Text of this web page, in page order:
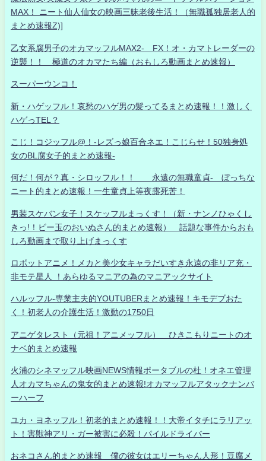
MAX！ ニート仙人仙女の映画三昧老後生活！（無職孤独居老人的
まとめ速報Z)]
乙女系腐男子のオカマッフルMAX2- FX！オ・カマトレーダーの
逆襲！！ 極道のオカマたち編（おもしろ動画まとめ速報）
スーパーウンコ！
新・ハゲッフル！哀愁のハゲ男の髪ってるまとめ速報！！激しく
ハゲっTEL？
こじ！コジッフル@！-レズっ娘百合ネエ！こじらせ！50独身処
女のBL腐女子的まとめ速報-
何だ！何が？真・シロッフル！！ 永遠の無職童貞- ぼっちな
ニート的まとめ速報！一生童貞上等夜露死苦！
男装スケバン女子！スケッフルまっくす！（新・ナンノひゃくし
きっ!！ビー玉のおいぬさん的まとめ速報） 話題な事件からおも
しろ動画まで取り上げまっくす
ロボットアニメ！メカと美少女キャラだいすき永遠の非リア充・
非モテ星人 ！あらゆるマニアの為のマニアックサイト
ハルッフル-専業主夫的YOUTUBERまとめ速報！キモデブおた
く！初老人の介護生活！激動の1750日
アニゲタレスト（元祖！アニメッフル） ひきこもりニートのオ
ナベ的まとめ速報
火浦のシネマッフル映画NEWS情報ポータブルの杜！オネエ管理
人オカマちゃんの鬼女的まとめ速報!オカマッフルアタックナンバ
ーハーフ
ユカ・ヨネッフル！初老的まとめ速報！！大帝イタチにラリアッ
ト！害獣神アリ・ガー被害に必殺！パイルドライバー
おネコさん的まとめ速報 僕の彼女はエリーちゃん人形！豆腐メ